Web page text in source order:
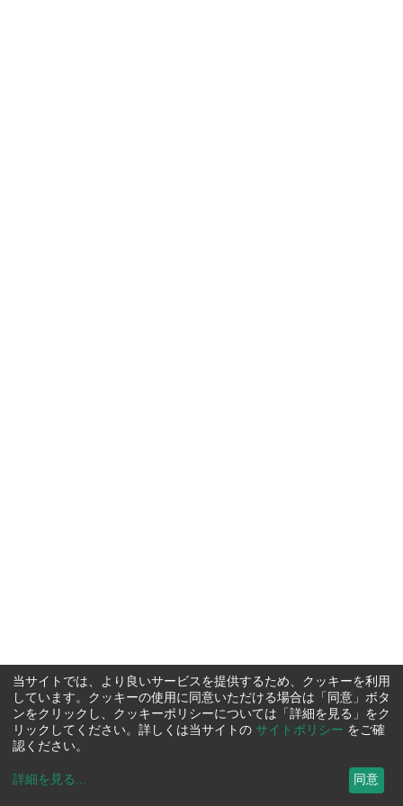
当サイトでは、より良いサービスを提供するため、クッキーを利用
しています。クッキーの使用に同意いただける場合は「同意」ボタ
ンをクリックし、クッキーポリシーについては「詳細を見る」をク
リックしてください。詳しくは当サイトの サイトポリシー をご確
認ください。
詳細を見る ... 同意